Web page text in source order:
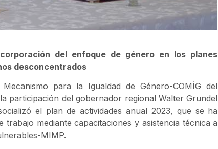
del enfoque de género en los planes
desconcentrados
para la Igualdad de Género-COMÍG del
participación del gobernador regional Walter Grundel
el plan de actividades anual 2023, que se ha
mediante capacitaciones y asistencia técnica a
MIMP.